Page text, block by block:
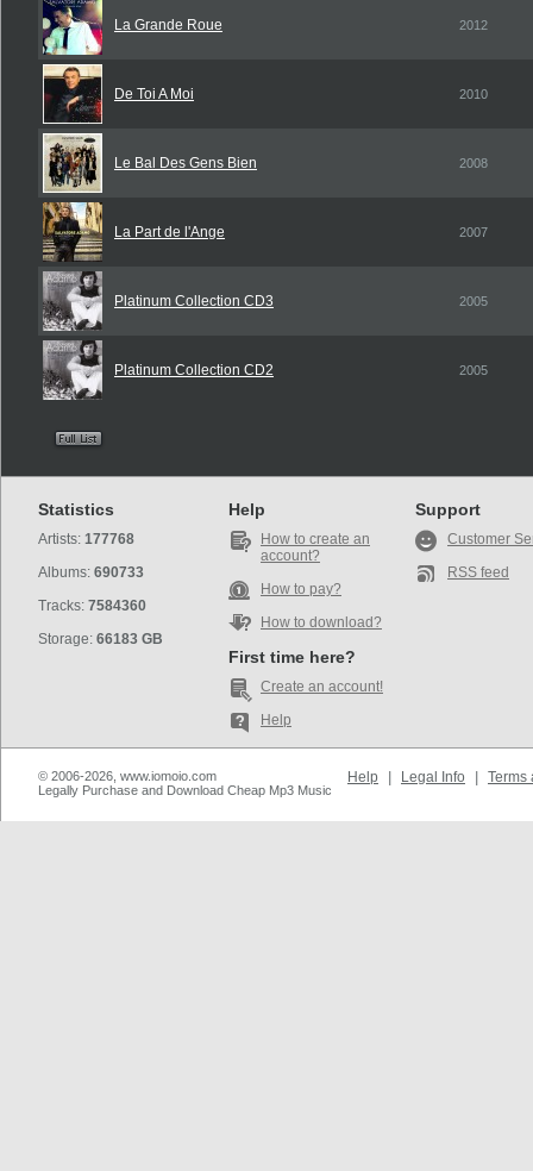
La Grande Roue 2012
De Toi A Moi 2010
Le Bal Des Gens Bien 2008
La Part de l'Ange 2007
Platinum Collection CD3 2005
Platinum Collection CD2 2005
Statistics
Artists: 177768
Albums: 690733
Tracks: 7584360
Storage: 66183 GB
Help
How to create an
account?
How to pay?
How to download?
First time here?
Create an account!
Help
Support
Customer
RSS feed
© 2006-2026, www.iomoio.com
Legally Purchase and Download Cheap Mp3 Music
Help Legal Info Terms